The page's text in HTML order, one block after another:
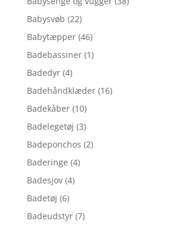
Babysvøb (22)
Babytæpper (46)
Badebassiner (1)
Badedyr (4)
Badehåndklæder (16)
Badekåber (10)
Badelegetøj (3)
Badeponchos (2)
Baderinge (4)
Badesjov (4)
Badetøj (6)
Badeudstyr (7)